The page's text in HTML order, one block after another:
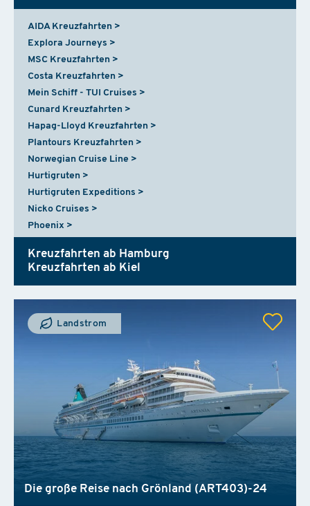
AIDA Kreuzfahrten
Explora Journeys
MSC Kreuzfahrten
Costa Kreuzfahrten
Mein Schiff - TUI Cruises
Cunard Kreuzfahrten
Hapag-Lloyd Kreuzfahrten
Plantours Kreuzfahrten
Norwegian Cruise Line
Hurtigruten
Hurtigruten Expeditions
Nicko Cruises
Phoenix
Kreuzfahrten ab Hamburg
Kreuzfahrten ab Kiel
Landstrom
Die große Reise nach Grönland (ART403)-24